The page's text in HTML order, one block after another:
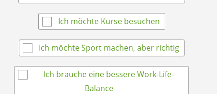
Ich möchte Kurse besuchen
Ich möchte Sport machen, aber richtig
Ich brauche eine bessere Work-Life-
Balance